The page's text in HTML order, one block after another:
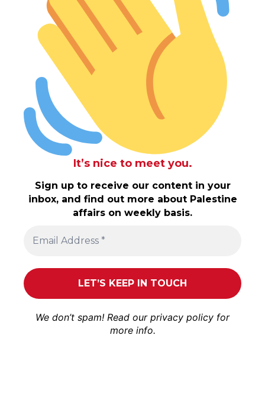
It’s nice to meet you.
Sign up to receive our content in your
inbox, and find out more about Palestine
affairs on weekly basis.
We don’t spam! Read our privacy policy for
more info.